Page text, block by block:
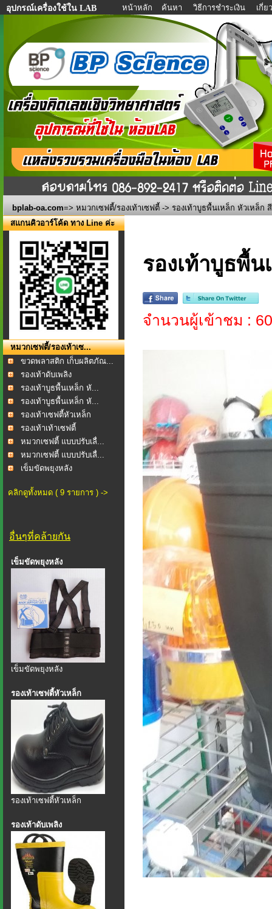
อุปกรณ์เครื่องใช้ใน LAB หน้าหลัก ค้นหา วิธีการชำระเงิน เกี่ย
bplab-oa.com=> หมวกเซฟตี้/รองเท้าเซฟตี้ -> รองเท้าบูธพื้นเหล็ก หัวเหล็ก
สแกนคิวอาร์โค้ด ทาง Line ค่ะ
หมวกเซฟตี้/รองเท้าเซ...
ขวดพลาสติก เก็บผลิตภัณ...
รองเท้าดับเพลิง
รองเท้าบูธพื้นเหล็ก หั...
รองเท้าบูธพื้นเหล็ก หั...
รองเท้าเซฟตี้หัวเหล็ก
รองเท้าเท้าเซฟตี้
หมวกเซฟตี้ แบบปรับเลื่...
หมวกเซฟตี้ แบบปรับเลื่...
เข็มขัดพยุงหลัง
คลิกดูทั้งหมด ( 9 รายการ ) ->
อื่นๆที่คล้ายกัน
เข็มขัดพยุงหลัง
เข็มขัดพยุงหลัง
รองเท้าเซฟตี้หัวเหล็ก
รองเท้าเซฟตี้หัวเหล็ก
รองเท้าดับเพลิง
รองเท้าบูธพื้น
จำนวนผู้เข้าชม :